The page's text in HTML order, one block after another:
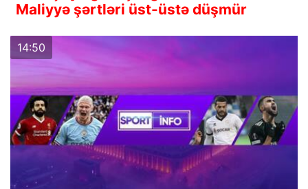
Maliyyə şərtləri üst-üstə düşmür
14:50